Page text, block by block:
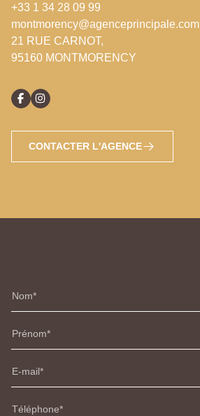
+33 1 34 28 09 99
montmorency@agenceprincipale.com
21 RUE CARNOT,
95160 MONTMORENCY
CONTACTER L'AGENCE
Nom
Prénom
E-mail
Téléphone